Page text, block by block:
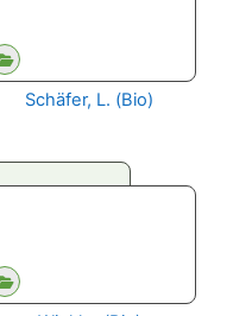
Schäfer, L. (Bio)